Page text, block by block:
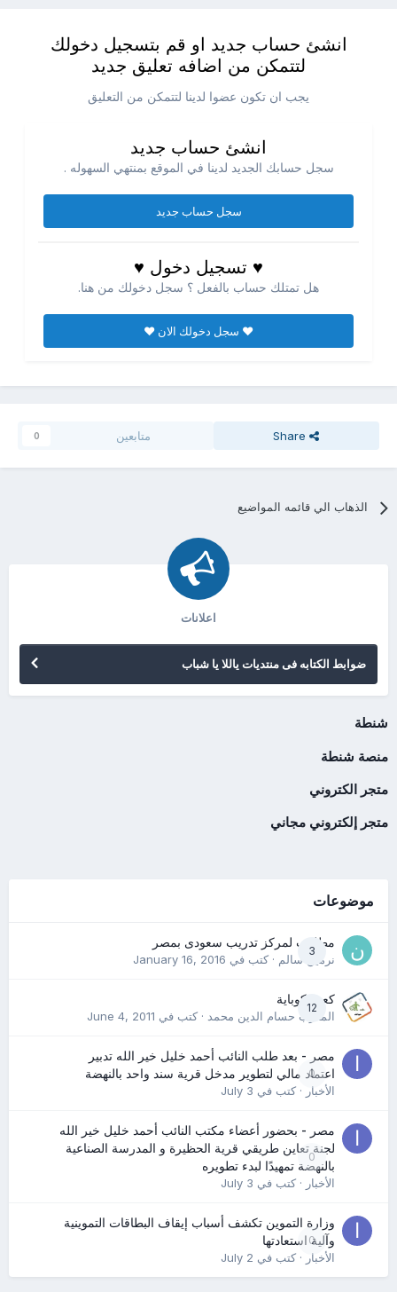
انشئ حساب جديد او قم بتسجيل دخولك
لتتمكن من اضافه تعليق جديد
يجب ان تكون عضوا لدينا لتتمكن من التعليق
انشئ حساب جديد
سجل حسابك الجديد لدينا في الموقع بمنتهي السهوله .
سجل حساب جديد
♥ تسجيل دخول ♥
هل تمتلك حساب بالفعل ؟ سجل دخولك من هنا.
♥ سجل دخولك الان ♥
Share متابعين 0
الذهاب الي قائمه المواضيع
اعلانات
ضوابط الكتابه فى منتديات ياللا يا شباب
شنطة
منصة شنطة
متجر الكتروني
متجر إلكتروني مجاني
موضوعات
3
مطلوب لمركز تدريب سعودى بمصر
نرمين سالم· كتب في January 16, 2016
12
كعب كوباية
المدرب حسام الدين محمد· كتب في June 4, 2011
0
مصر - بعد طلب النائب أحمد خليل خير الله تدبير
اعتماد مالي لتطوير مدخل قرية سند واحد بالنهضة
الأخبار· كتب في July 3
0
مصر - بحضور أعضاء مكتب النائب أحمد خليل خير الله
لجنة تعاين طريقي قرية الحظيرة و المدرسة الصناعية
بالنهضة تمهيدًا لبدء تطويره
الأخبار· كتب في July 3
0
وزارة التموين تكشف أسباب إيقاف البطاقات التموينية
وآلية استعادتها
الأخبار· كتب في July 2